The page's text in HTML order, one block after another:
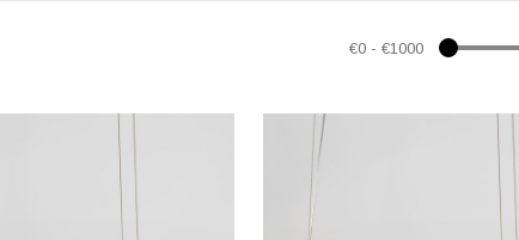
€0- €1000